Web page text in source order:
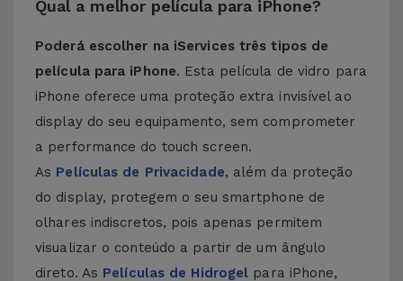
Qual a melhor película para iPhone?
Poderá escolher na iServices três tipos de
película para iPhone. Esta película de vidro para
iPhone oferece uma proteção extra invisível ao
display do seu equipamento, sem comprometer
a performance do touch screen.
As Películas de Privacidade, além da proteção
do display, protegem o seu smartphone de
olhares indiscretos, pois apenas permitem
visualizar o conteúdo a partir de um ângulo
direto. As Películas de Hidrogel para iPhone,